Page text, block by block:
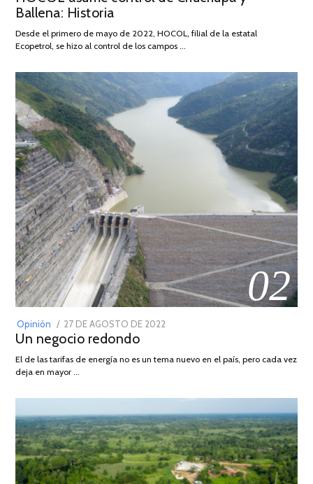
2026
Ballena: Historia
Desde el primero de mayo de 2022, HOCOL, filial de la estatal
Ecopetrol, se hizo al control de los campos …
02
Opinión
POSTED
ON
27 DE AGOSTO DE 2022
DE
Un negocio redondo
El de las tarifas de energía no es un tema nuevo en el país, pero cada vez
deja en mayor …